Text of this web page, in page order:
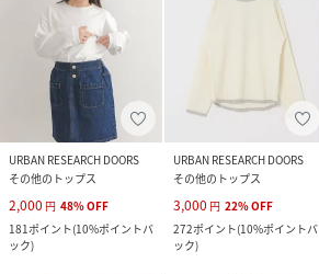
URBAN RESEARCH DOORS
その他のトップス
2,000 円 48%OFF
181ポイント(10%ポイントバ
ック)
URBAN RESEARCH DOORS
その他のトップス
3,000 円 22%OFF
272ポイント(10%ポイントバ
ック)